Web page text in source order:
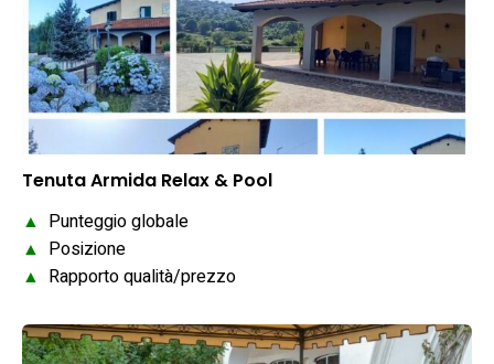
Tenuta Armida Relax & Pool
▲ Punteggio globale
▲ Posizione
▲ Rapporto qualità/prezzo